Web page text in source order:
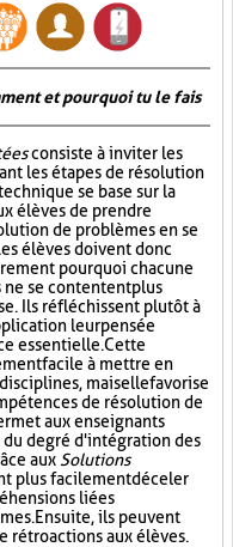
et pourquoi tu le fais
consiste à inviter les
les étapes de résolution
se base sur la
élèves de prendre
de problèmes en se
élèves doivent donc
pourquoi chacune
se contentent plus
Ils réfléchissent plutôt à
leur pensée
essentielle. Cette
facile à mettre en
mais elle favorise
de résolution de
aux enseignants
degré d'intégration des
aux Solutions
plus facilement déceler
liées
Ensuite, ils peuvent
rétroactions aux élèves.